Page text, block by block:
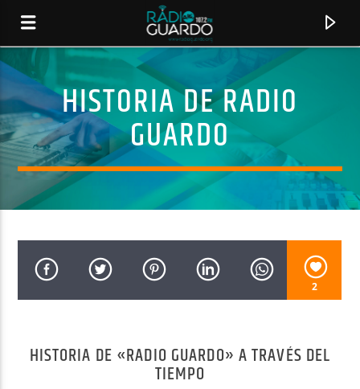
CANCIÓN ACTUAL
ARTISTA
HISTORIA DE RADIO
GUARDO
2
HISTORIA DE «RADIO GUARDO» A TRAVÉS DEL
TIEMPO